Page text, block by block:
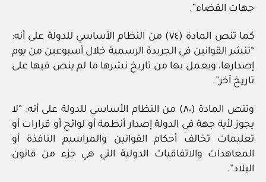
جهات القضاء”.
كما تنص المادة (٧٤) من النظام الأساسي للدولة على أنه:
“تنشر القوانين في الجريدة الرسمية خلال أسبوعين من يوم
إصدارها، ويعمل بها من تاريخ نشرها ما لم ينص فيها على
تاريخ آخر”.
وتنص المادة (٨٠) من النظام الأساسي للدولة على أنه: “لا
يجوز لأية جهة في الدولة إصدار أنظمة أو لوائح أو قرارات أو
تعليمات تخالف أحكام القوانين والمراسيم النافذة أو
المعاهدات والاتفاقيات الدولية التي هي جزء من قانون
البلاد”.